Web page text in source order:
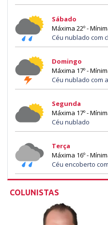
Sábado
Máxima 22º -
Céu nublado com
Domingo
Máxima 17º -
Céu nublado com
Segunda
Máxima 17º -
Céu nublado
Terça
Máxima 16º -
Céu encoberto
COLUNISTAS